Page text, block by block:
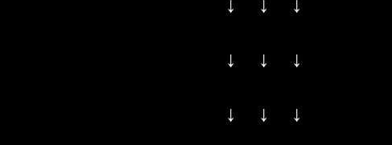
↓ ↓ ↓
↓ ↓ ↓
↓ ↓ ↓